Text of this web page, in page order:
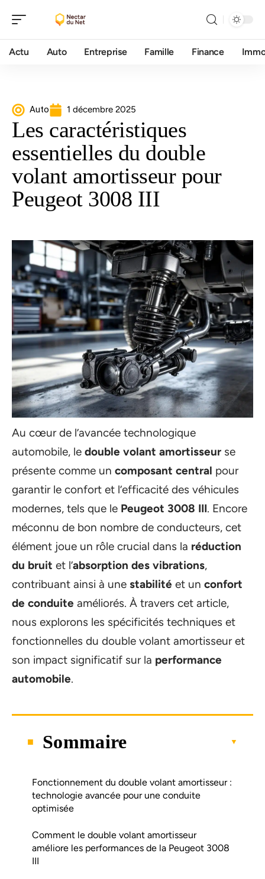
Actu Auto Entreprise Famille Finance
Auto 1 décembre 2025
Les caractéristiques
essentielles du double
volant amortisseur pour
Peugeot 3008 III
Au cœur de l’avancée technologique
automobile, le double volant amortisseur se
présente comme un composant central pour
garantir le confort et l’efficacité des véhicules
modernes, tels que le Peugeot 3008 III. Encore
méconnu de bon nombre de conducteurs, cet
élément joue un rôle crucial dans la réduction
du bruit et l’absorption des vibrations,
contribuant ainsi à une stabilité et un confort
de conduite améliorés. À travers cet article,
nous explorons les spécificités techniques et
fonctionnelles du double volant amortisseur et
son impact significatif sur la performance
automobile.
Sommaire
Fonctionnement du double volant amortisseur :
technologie avancée pour une conduite
optimisée
Comment le double volant amortisseur
améliore les performances de la Peugeot 3008
III